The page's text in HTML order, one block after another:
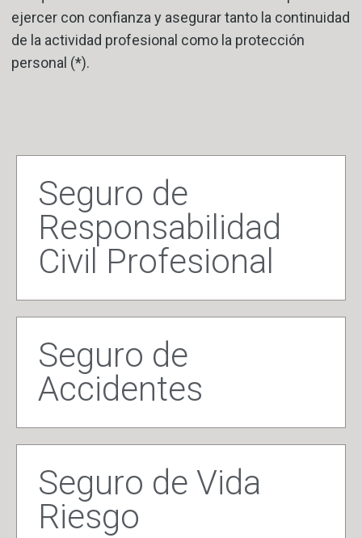
ejercer con confianza y asegurar tanto la continuidad
de la actividad profesional como la protección
personal (*).
Seguro de
Responsabilidad
Civil Profesional
Seguro de
Accidentes
Seguro de Vida
Riesgo